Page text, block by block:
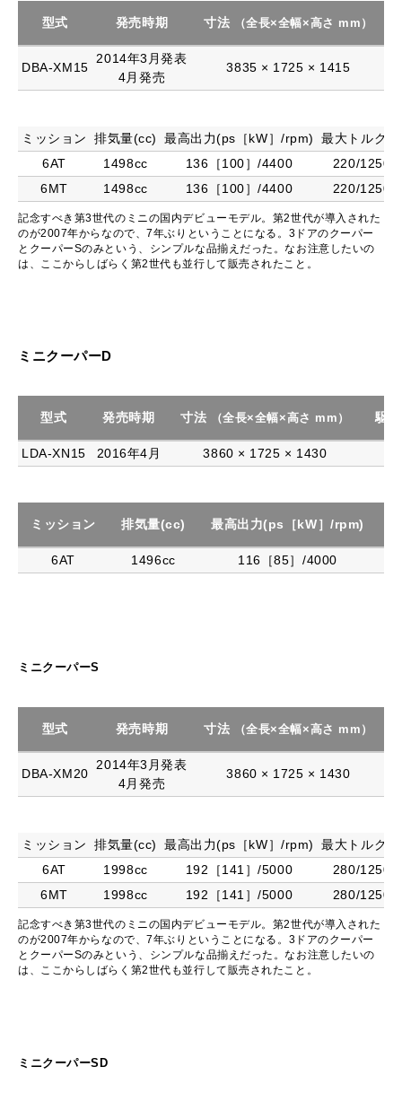
型式 発売時期 寸法 （全長×全幅×高さ mm）
DBA-XM15
2014年3月発表
4月発売
3835 × 1725 × 1415
ミッション 排気量(cc) 最高出力(ps［kW］/rpm)
最大トルク
6AT
1498cc 136［100］/4400
220/1250
6MT
1498cc 136［100］/4400 220/1250
記念すべき第3世代のミニの国内デビューモデル。第2世代が導入された
のが2007年からなので、7年ぶりということになる。3ドアのクーパー
とクーパーSのみという、シンプルな品揃えだった。なお注意したいの
は、ここからしばらく第2世代も並行して販売されたこと。
ミニクーパーD
型式 発売時期 寸法 （全長×全幅×高さ mm） 駆
LDA-XN15 2016年4月 3860 × 1725 × 1430
ミッション 排気量(cc) 最高出力(ps［kW］/rpm)
6AT 1496cc 116［85］/4000
ミニクーパーS
型式 発売時期 寸法 （全長×全幅×高さ mm）
DBA-XM20
2014年3月発表
4月発売
3860 × 1725 × 1430
ミッション 排気量(cc) 最高出力(ps［kW］/rpm)
最大トルク
6AT
1998cc 192［141］/5000
280/1250
6MT
1998cc 192［141］/5000 280/1250
記念すべき第3世代のミニの国内デビューモデル。第2世代が導入された
のが2007年からなので、7年ぶりということになる。3ドアのクーパー
とクーパーSのみという、シンプルな品揃えだった。なお注意したいの
は、ここからしばらく第2世代も並行して販売されたこと。
ミニクーパーSD